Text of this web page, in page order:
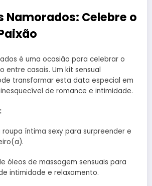
Namorados: Celebre o
é uma ocasião para celebrar o
entre casais. Um kit sensual
transformar esta data especial em
de romance e intimidade.
roupa íntima sexy para surpreender e
óleos de massagem sensuais para
intimidade e relaxamento.